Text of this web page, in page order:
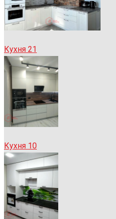
Кухня 21
Кухня 10